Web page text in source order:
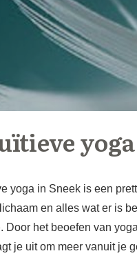
yoga
yoga in Sneek is een
en alles wat er is
Door het beoefen van
je uit om meer vanuit je